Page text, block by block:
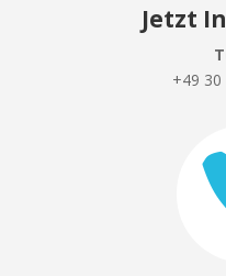
Jetzt
+49 30